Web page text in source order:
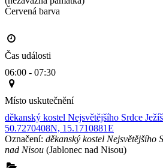
Červená
Čas události
06:00 - 07:30
Místo uskutečnění
děkanský kostel Nejsvětějšího Srdce
50.7270408N, 15.1710881E
Označení: děkanský kostel Nejsvětějšího
nad Nisou (Jablonec nad Nisou)